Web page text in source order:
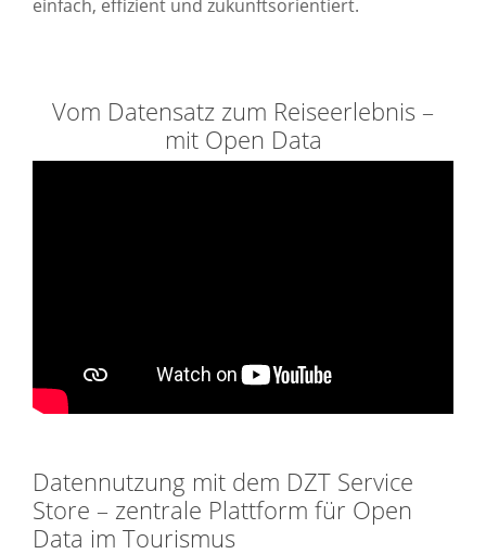
einfach, effizient und zukunftsorientiert.
Vom Datensatz zum Reiseerlebnis –
mit Open Data
Datennutzung mit dem DZT Service
Store – zentrale Plattform für Open
Data im Tourismus